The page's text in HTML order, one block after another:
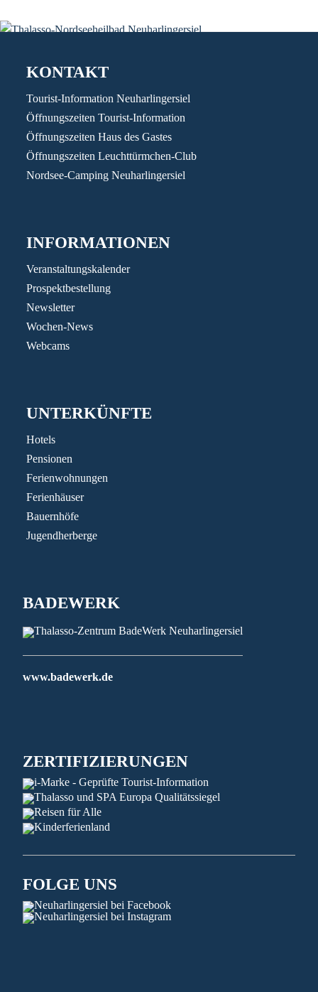
KONTAKT
Tourist-Information Neuharlingersiel
Öffnungszeiten Tourist-Information
Öffnungszeiten Haus des Gastes
Öffnungszeiten Leuchttürmchen-Club
Nordsee-Camping Neuharlingersiel
INFORMATIONEN
Veranstaltungskalender
Prospektbestellung
Newsletter
Wochen-News
Webcams
UNTERKÜNFTE
Hotels
Pensionen
Ferienwohnungen
Ferienhäuser
Bauernhöfe
Jugendherberge
BADEWERK
www.badewerk.de
ZERTIFIZIERUNGEN
FOLGE UNS